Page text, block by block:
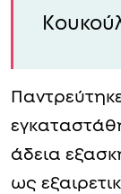
άδεια
ως